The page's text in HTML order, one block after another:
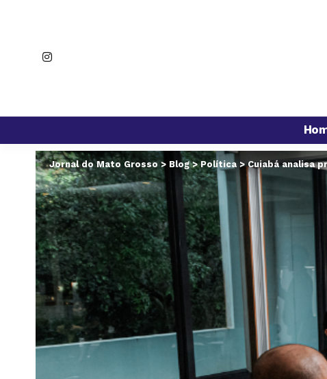
Jornal do Mato Grosso > Blog>Política >Cuiabá analisa